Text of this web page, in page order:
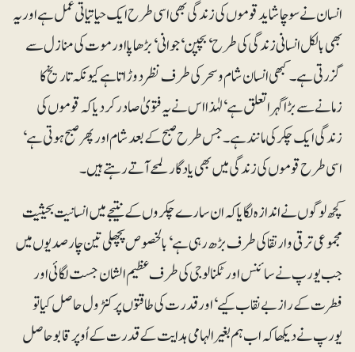
انسان نے سوچا شاید قوموں کی زندگی بھی اسی طرح ایک حیاتیاتی عمل ہے اور یہ
بھی بالکل انسانی زندگی کی طرح‘ بچپن‘ جوانی‘ بڑھاپا اور موت کی منازل سے
گزرتی ہے۔ کبھی انسان شام و سحر کی طرف نظر دوڑاتا ہے کیونکہ تاریخ کا
زمانے سے بڑا گہرا تعلق ہے‘ لہٰذا اس نے یہ فتویٰ صادر کر دیا کہ قوموں کی
زندگی ایک چکر کی مانند ہے۔ جس طرح صبح کے بعد شام اور پھر صبح ہوتی ہے‘
اسی طرح قوموں کی زندگی میں بھی یادگار لمحے آتے رہتے ہیں۔
کچھ لوگوں نے اندازہ لگایا کہ ان سارے چکروں کے نتیجے میں انسانیت بحیثیت
مجموعی ترقی و ارتقا کی طرف بڑھ رہی ہے‘ بالخصوص پچھلی تین چار صدیوں میں
جب یورپ نے سائنس اور ٹکنالوجی کی طرف عظیم الشان جست لگائی اور
فطرت کے راز بے نقاب کیے‘ اور قدرت کی طاقتوں پر کنٹرول حاصل کیا تو
یورپ نے دیکھا کہ اب ہم بغیر الہامی ہدایت کے قدرت کے اُوپر قابو حاصل